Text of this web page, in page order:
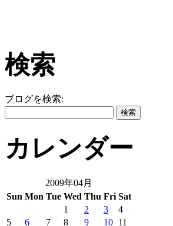
検索
ブログを検索:
カレンダー
2009年04月
Sun Mon Tue Wed Thu Fri Sat
1
2 3
4
5
6 7 8 9 10 11